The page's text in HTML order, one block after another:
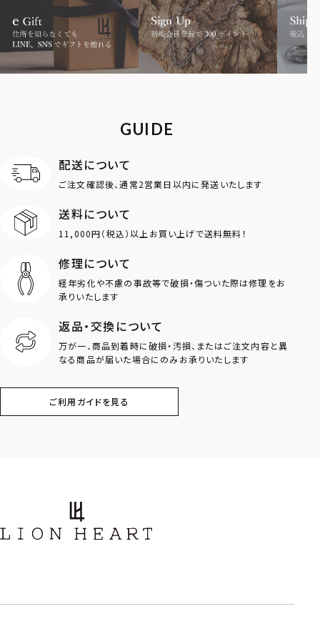
限定
MOTIF
ロゴ
コイン フェザー
スター ホースシュー
アラベスク スクロール
GUIDE
配送について
ご注文確認後、通常2営業日以内に発送いたします
送料について
11,000円（税込）以上お買い上げで送料無料！
修理について
経年劣化や不慮の事故等で破損・傷ついた際は修理をお
承りいたします
返品・交換について
万が一、商品到着時に破損・汚損、またはご注文内容と異
なる商品が届いた場合にのみお承りいたします
ご利用ガイドを見る